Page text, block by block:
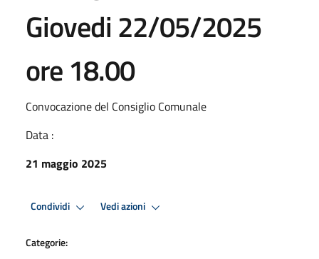
Giovedi 22/05/2025
ore 18.00
Convocazione del Consiglio Comunale
Data :
21 maggio 2025
Condividi Vedi azioni
Categorie: